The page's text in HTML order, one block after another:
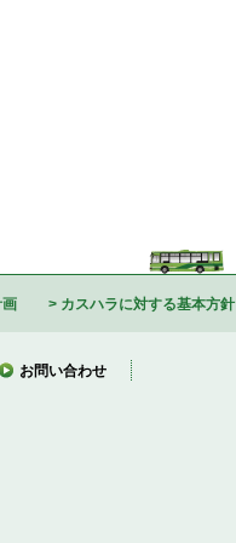
画 カスハラに対する基本方針
お問い合わせ